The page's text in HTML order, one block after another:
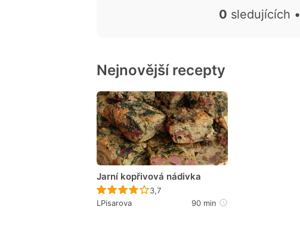
0 sledujících •
Nejnovější recepty
Jarní kopřivová nádivka
Recept ještě nebyl hodnocen
3,7
LPisarova
90 min